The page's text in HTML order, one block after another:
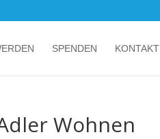
SPENDEN KONTAKT
Wohnen